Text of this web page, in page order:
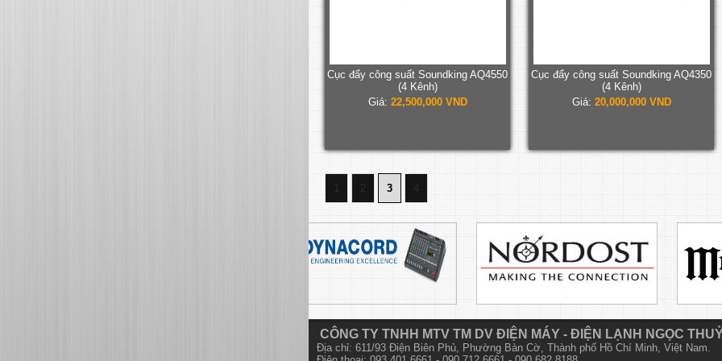
Cục đẩy công suất Soundking AQ4550
(4 Kênh)
Giá: 22,500,000 VND
Cục đẩy công suất Soundking AQ4350
(4 Kênh)
Giá: 20,000,000 VND
2 3
CÔNG TY TNHH MTV TM DV ĐIỆN MÁY - ĐIỆN LẠNH NGỌC
Địa chỉ: 611/93 Điện Biên Phủ, Phường Bàn Cờ, Thành phố Hồ Chí Minh, Việt Nam.